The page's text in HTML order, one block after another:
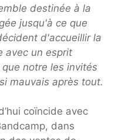
destinée à la
jusqu'à ce que
d'accueillir la
avec un esprit
notre les invités
mauvais après tout.
coïncide avec
dans